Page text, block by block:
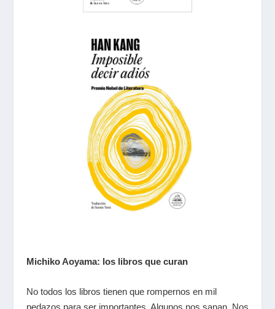
Michiko Aoyama: los libros que curan
No todos los libros tienen que rompernos en mil
pedazos para ser importantes. Algunos nos sanan. Nos